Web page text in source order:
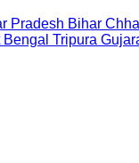
Pradesh Bihar
Tripura